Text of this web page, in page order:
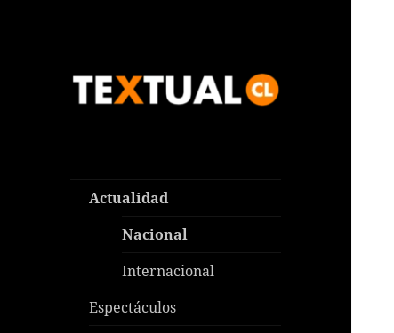
Actualidad
Nacional
Internacional
Espectáculos